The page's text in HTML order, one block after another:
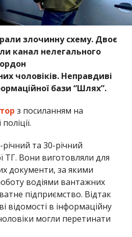
злочинну схему. Двоє
канал нелегального
чоловіків. Неправдиві
бази “Шлях”.
з посиланням на
та 30-річний
ТГ. Вони виготовляли для
документи, за якими
водіями вантажних
підприємство. Відтак
відомості в інформаційну
могли перетинати